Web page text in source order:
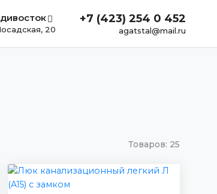
+7 (423) 254 0 452
agatstal@mail.ru
20
Товаров: 25